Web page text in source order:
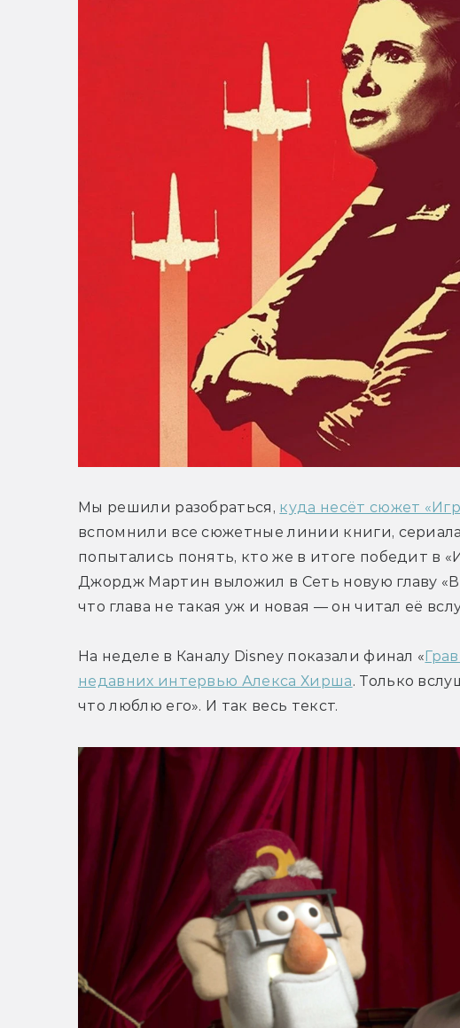
Мы решили разобраться, куда несёт сюжет
вспомнили все сюжетные линии книги,
попытались понять, кто же в итоге победит в
Джордж Мартин выложил в Сеть новую главу
что глава не такая уж и новая — он читал её
На неделе в Каналу Disney показали финал «
недавних интервью Алекса Хирша. Только
что люблю его». И так весь текст.